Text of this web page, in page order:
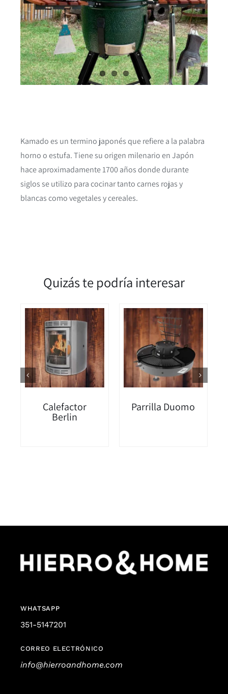
Kamado es un termino japonés que refiere a la palabra
horno o estufa. Tiene su origen milenario en Japón
hace aproximadamente 1700 años donde durante
siglos se utilizo para cocinar tanto carnes rojas y
blancas como vegetales y cereales.
Quizás te podría interesar
Calefactor
Berlin
Parrilla Duomo
WHATSAPP
351-5147201
CORREO ELECTRÓNICO
info@hierroandhome.com